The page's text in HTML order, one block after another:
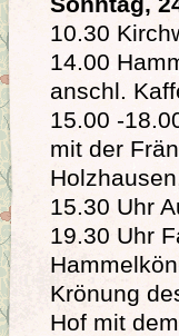
10.30
14.00
anschl.
15.00 -
mit der
15.30 Uhr
19.30 Uhr
Krönung
Hof mit